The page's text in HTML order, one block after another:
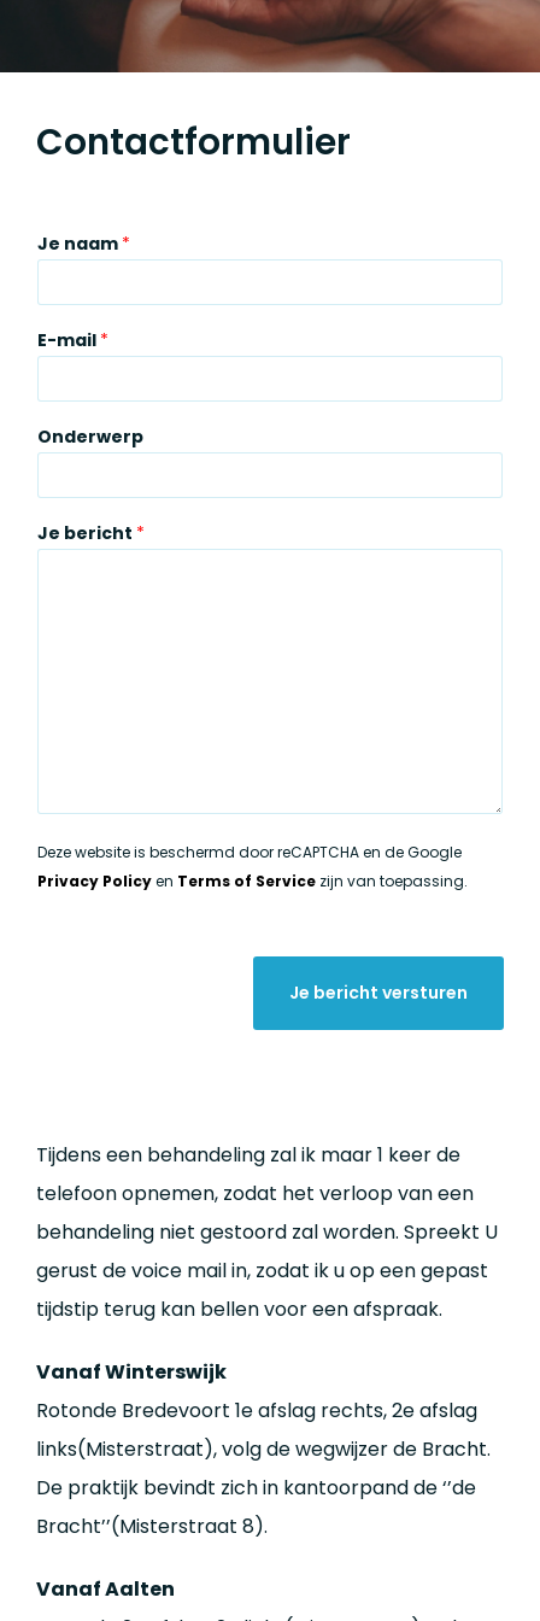
Contactformulier
Je naam *
E-mail *
Onderwerp
Je bericht *
Deze website is beschermd door reCAPTCHA en de Google
Privacy Policyen Terms of Servicezijn van toepassing.
Je bericht versturen
Tijdens een behandeling zal ik maar 1 keer de
telefoon opnemen, zodat het verloop van een
behandeling niet gestoord zal worden. Spreekt U
gerust de voice mail in, zodat ik u op een gepast
tijdstip terug kan bellen voor een afspraak.
Vanaf Winterswijk
Rotonde Bredevoort 1e afslag rechts, 2e afslag
links(Misterstraat), volg de wegwijzer de Bracht.
De praktijk bevindt zich in kantoorpand de ‘’de
Bracht’’(Misterstraat 8).
Vanaf Aalten